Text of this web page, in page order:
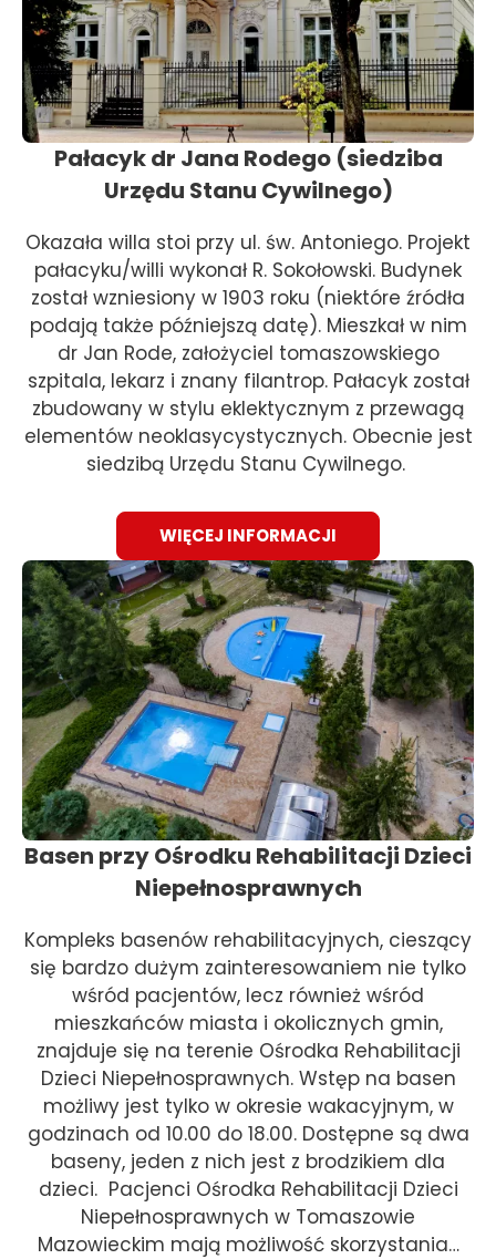
Pałacyk dr Jana Rodego (siedziba
Urzędu Stanu Cywilnego)
Okazała willa stoi przy ul. św. Antoniego. Projekt
pałacyku/willi wykonał R. Sokołowski. Budynek
został wzniesiony w 1903 roku (niektóre źródła
podają także późniejszą datę). Mieszkał w nim
dr Jan Rode, założyciel tomaszowskiego
szpitala, lekarz i znany filantrop. Pałacyk został
zbudowany w stylu eklektycznym z przewagą
elementów neoklasycystycznych. Obecnie jest
siedzibą Urzędu Stanu Cywilnego.
WIĘCEJ INFORMACJI
Basen przy Ośrodku Rehabilitacji Dzieci
Niepełnosprawnych
Kompleks basenów rehabilitacyjnych, cieszący
się bardzo dużym zainteresowaniem nie tylko
wśród pacjentów, lecz również wśród
mieszkańców miasta i okolicznych gmin,
znajduje się na terenie Ośrodka Rehabilitacji
Dzieci Niepełnosprawnych. Wstęp na basen
możliwy jest tylko w okresie wakacyjnym, w
godzinach od 10.00 do 18.00. Dostępne są dwa
baseny, jeden z nich jest z brodzikiem dla
dzieci. Pacjenci Ośrodka Rehabilitacji Dzieci
Niepełnosprawnych w Tomaszowie
Mazowieckim mają możliwość skorzystania…